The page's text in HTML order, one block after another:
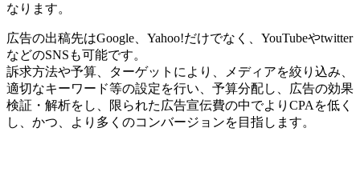
なります。
広告の出稿先はGoogle、Yahoo!だけでなく、YouTubeやtwitter
などのSNSも可能です。
訴求方法や予算、ターゲットにより、メディアを絞り込み、
適切なキーワード等の設定を行い、予算分配し、広告の効果
検証・解析をし、限られた広告宣伝費の中でよりCPAを低く
し、かつ、より多くのコンバージョンを目指します。